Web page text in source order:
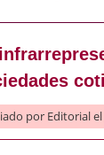
por Editorial